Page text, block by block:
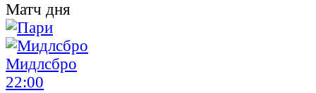
Матч дня
Мидлсбро
22:00